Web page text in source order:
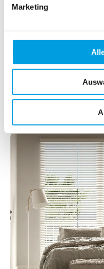
MarketingEchtholz aus Linde
Bedienung mit
Inklusive
Jetzt konfigurieren